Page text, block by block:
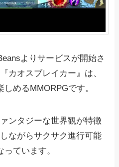
よりサービスが開始さ
カオスブレイカー』は、
めるMMORPGです。
ンタジーな世界観が特徴
ながらサクサク進行可能
ています。